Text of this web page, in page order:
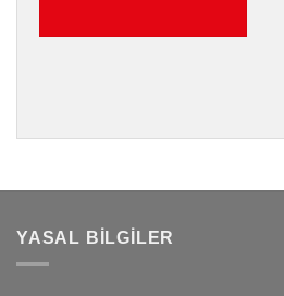
YASAL BILGILER